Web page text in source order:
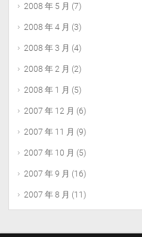
2008 年 5 月 (7)
2008 年 4 月 (3)
2008 年 3 月 (4)
2008 年 2 月 (2)
2008 年 1 月 (5)
2007 年 12 月 (6)
2007 年 11 月 (9)
2007 年 10 月 (5)
2007 年 9 月 (16)
2007 年 8 月 (11)